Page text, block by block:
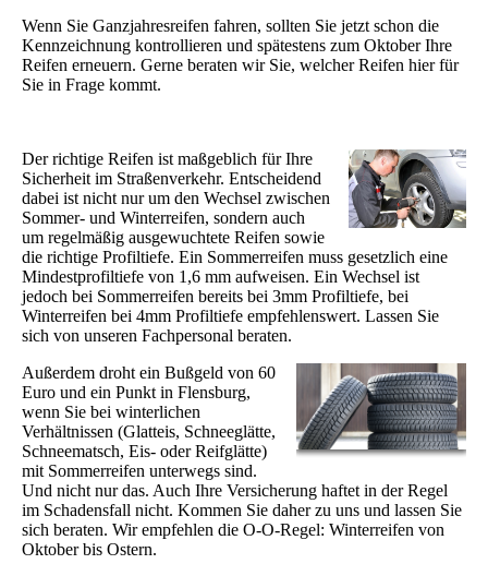
Wenn Sie Ganzjahresreifen fahren, sollten Sie jetzt schon die
Kennzeichnung kontrollieren und spätestens zum Oktober Ihre
Reifen erneuern. Gerne beraten wir Sie, welcher Reifen hier für
Sie in Frage kommt.
Der richtige Reifen ist maßgeblich für Ihre
Sicherheit im Straßenverkehr. Entscheidend
dabei ist nicht nur um den Wechsel zwischen
Sommer- und Winterreifen, sondern auch
um regelmäßig ausgewuchtete Reifen sowie
die richtige Profiltiefe. Ein Sommerreifen muss gesetzlich eine
Mindestprofiltiefe von 1,6 mm aufweisen. Ein Wechsel ist
jedoch bei Sommerreifen bereits bei 3mm Profiltiefe, bei
Winterreifen bei 4mm Profiltiefe empfehlenswert. Lassen Sie
sich von unseren Fachpersonal beraten.
Außerdem droht ein Bußgeld von 60
Euro und ein Punkt in Flensburg,
wenn Sie bei winterlichen
Verhältnissen (Glatteis, Schneeglätte,
Schneematsch, Eis- oder Reifglätte)
mit Sommerreifen unterwegs sind.
Und nicht nur das. Auch Ihre Versicherung haftet in der Regel
im Schadensfall nicht. Kommen Sie daher zu uns und lassen Sie
sich beraten. Wir empfehlen die O-O-Regel: Winterreifen von
Oktober bis Ostern.